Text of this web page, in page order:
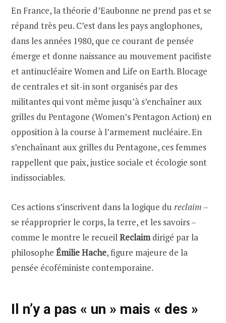
En France, la théorie d’Eaubonne ne prend pas et se
répand très peu. C’est dans les pays anglophones,
dans les années 1980, que ce courant de pensée
émerge et donne naissance au mouvement pacifiste
et antinucléaire Women and Life on Earth. Blocage
de centrales et sit-in sont organisés par des
militantes qui vont même jusqu’à s’enchaîner aux
grilles du Pentagone (Women’s Pentagon Action) en
opposition à la course à l’armement nucléaire. En
s’enchaînant aux grilles du Pentagone, ces femmes
rappellent que paix, justice sociale et écologie sont
indissociables.
Ces actions s’inscrivent dans la logique du reclaim –
se réapproprier le corps, la terre, et les savoirs –
comme le montre le recueilReclaimdirigé par la
philosophe Émilie Hache, figure majeure de la
pensée écoféministe contemporaine.
Il n’y a pas « un » mais « des »